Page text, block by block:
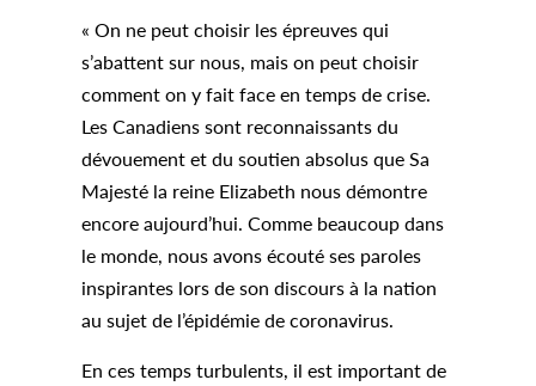
« On ne peut choisir les épreuves qui
s’abattent sur nous, mais on peut choisir
comment on y fait face en temps de crise.
Les Canadiens sont reconnaissants du
dévouement et du soutien absolus que Sa
Majesté la reine Elizabeth nous démontre
encore aujourd’hui. Comme beaucoup dans
le monde, nous avons écouté ses paroles
inspirantes lors de son discours à la nation
au sujet de l’épidémie de coronavirus.
En ces temps turbulents, il est important de